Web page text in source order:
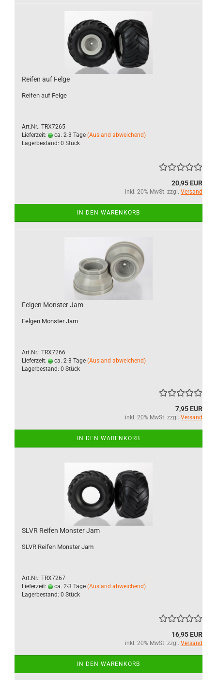
Reifen auf Felge
Reifen auf Felge
Art.Nr.: TRX7265
Lieferzeit:
ca. 2-3 Tage (Ausland abweichend)
Lagerbestand: 0 Stück
20,95 EUR
inkl. 20% MwSt. zzgl. Versand
IN DEN WARENKORB
Felgen Monster Jam
Felgen Monster Jam
Art.Nr.: TRX7266
Lieferzeit:
ca. 2-3 Tage (Ausland abweichend)
Lagerbestand: 0 Stück
7,95 EUR
inkl. 20% MwSt. zzgl. Versand
IN DEN WARENKORB
SLVR Reifen Monster Jam
SLVR Reifen Monster Jam
Art.Nr.: TRX7267
Lieferzeit:
ca. 2-3 Tage (Ausland abweichend)
Lagerbestand: 0 Stück
16,95 EUR
inkl. 20% MwSt. zzgl. Versand
IN DEN WARENKORB